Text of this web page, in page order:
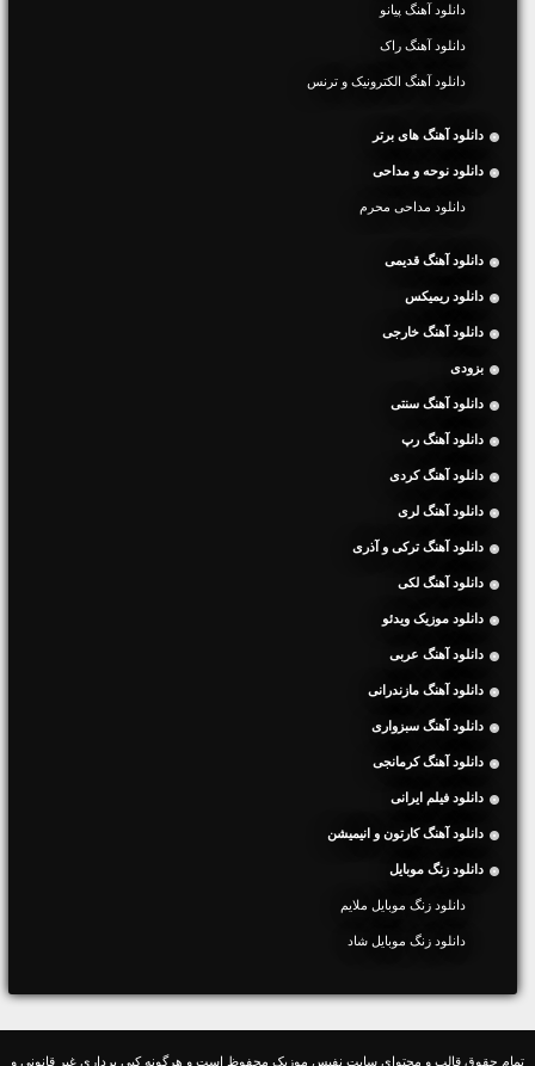
دانلود آهنگ پیانو
دانلود آهنگ راک
دانلود آهنگ الکترونیک و ترنس
دانلود آهنگ های برتر
دانلود نوحه و مداحی
دانلود مداحی محرم
دانلود آهنگ قدیمی
دانلود ریمیکس
دانلود آهنگ خارجی
بزودی
دانلود آهنگ سنتی
دانلود آهنگ رپ
دانلود آهنگ کردی
دانلود آهنگ لری
دانلود آهنگ ترکی و آذری
دانلود آهنگ لکی
دانلود موزیک ویدئو
دانلود آهنگ عربی
دانلود آهنگ مازندرانی
دانلود آهنگ سبزواری
دانلود آهنگ کرمانجی
دانلود فیلم ایرانی
دانلود آهنگ کارتون و انیمیشن
دانلود زنگ موبایل
دانلود زنگ موبایل ملایم
دانلود زنگ موبایل شاد
تمام حقوق قالب و محتوای سایت نفیس موزیک محفوظ است و هرگونه کپی برداری غیر قانونی و